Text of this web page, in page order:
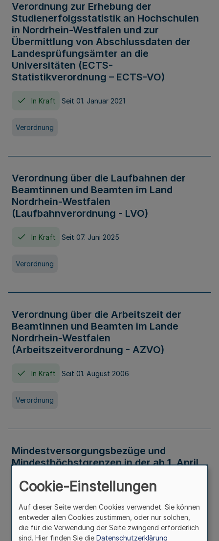
Verordnung zur Erhebung der
Studienerfolgsstatistik an Hochschulen
in Nordrhein-Westfalen und zur
Übermittlung von Abschlussdaten der
Landesprüfungsämter an die
Universitäten (ECTS-
Statistikverordnung – ECTS-VO)
In Kraft Seit 01. Januar 2021
Verordnung
Verordnung über die Laufbahnen der
Beamtinnen und Beamten im Land
Nordrhein-Westfalen
(Laufbahnverordnung - LVO)
In Kraft Seit 07. Juni 2025
Verordnung
Verordnung über die Arbeitszeit der
Beamtinnen und Beamten im Lande
Nordrhein-Westfalen
(Arbeitszeitverordnung - AZVO)
In Kraft Seit 01. August 2006
Verordnung
Mindestversorgungsbezüge und
Mindesthöchstgrenzen in der ab 1. April
Verwaltungsvorschrift
Cookie-Einstellungen
Auf dieser Seite werden Cookies verwendet. Sie können
entweder allen Cookies zustimmen, oder nur solchen,
die für die Verwendung der Seite zwingend erforderlich
sind. Hier finden Sie die Datenschutzerklärung